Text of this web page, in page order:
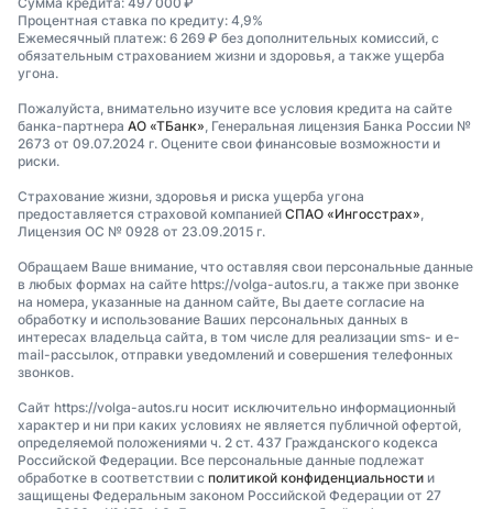
Процентная ставка по кредиту: 4,9%
Ежемесячный платеж: 6 269 ₽ без дополнительных комиссий, с
обязательным страхованием жизни и здоровья, а также ущерба
угона.
Пожалуйста, внимательно изучите все условия кредита на сайте
банка-партнера АО «ТБанк» , Генеральная лицензия Банка России №
2673 от 09.07.2024 г. Оцените свои финансовые возможности и
риски.
Страхование жизни, здоровья и риска ущерба угона
предоставляется страховой компанией СПАО «Ингосстрах»
Лицензия ОС № 0928 от 23.09.2015 г.
Обращаем Ваше внимание, что оставляя свои персональные данные
в любых формах на сайте https://volga-autos.ru, а также при звонке
на номера, указанные на данном сайте, Вы даете согласие на
обработку и использование Ваших персональных данных в
интересах владельца сайта, в том числе для реализации sms- и e-
mail-рассылок, отправки уведомлений и совершения телефонных
звонков.
Сайт https://volga-autos.ru носит исключительно информационный
характер и ни при каких условиях не является публичной офертой,
определяемой положениями ч. 2 ст. 437 Гражданского кодекса
Российской Федерации. Все персональные данные подлежат
обработке в соответствии с политикой конфиденциальности и
защищены Федеральным законом Российской Федерации от 27